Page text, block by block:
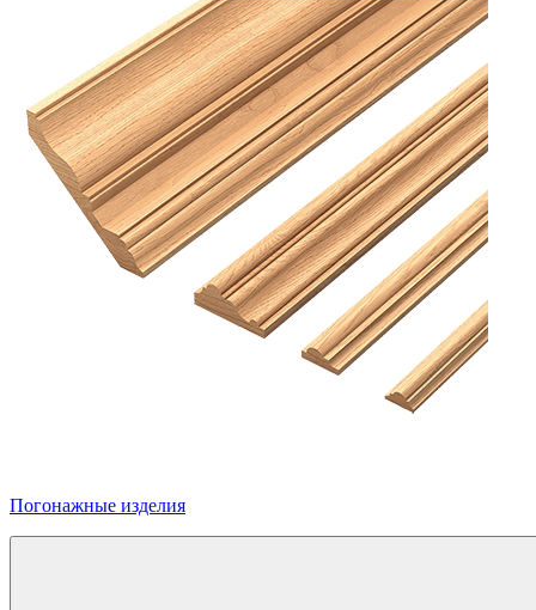
Погонажные изделия